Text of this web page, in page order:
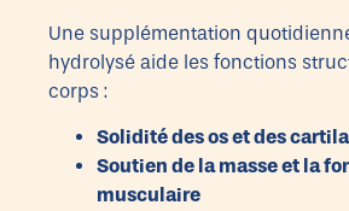
Une supplémentation
hydrolysé aide les fonctions
corps :
Solidité des os et des
Soutien de la masse et la
musculaire